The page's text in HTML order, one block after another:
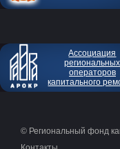
Ассоциация
региональных
операторов
капитального
© Региональный фонд